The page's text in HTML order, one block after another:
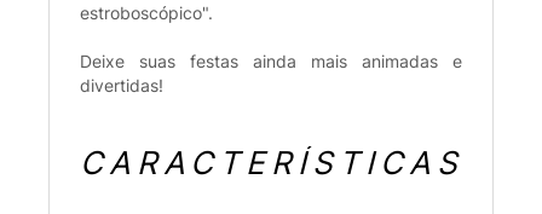
estroboscópico".
Deixe suas festas ainda mais animadas e
divertidas!
CARACTERÍSTICAS